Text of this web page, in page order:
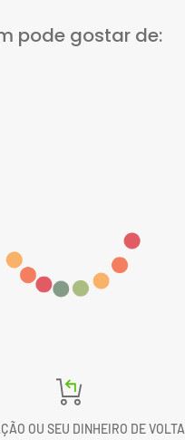
pode gostar de:
OU SEU DINHEIRO DE VOLTA